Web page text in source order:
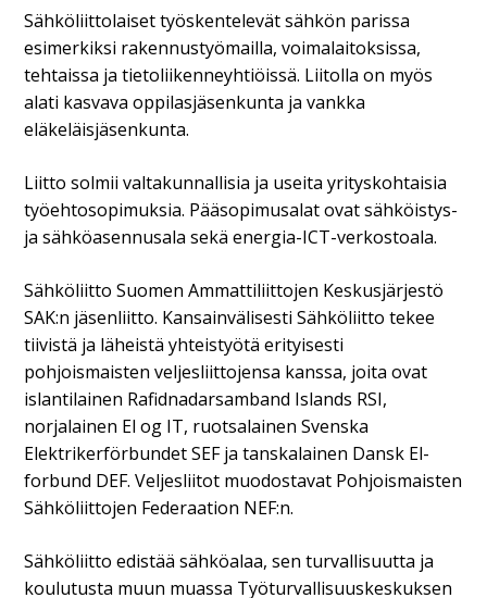
Sähköliittolaiset työskentelevät sähkön parissa
esimerkiksi rakennustyömailla, voimalaitoksissa,
tehtaissa ja tietoliikenneyhtiöissä. Liitolla on myös
alati kasvava oppilasjäsenkunta ja vankka
eläkeläisjäsenkunta.
Liitto solmii valtakunnallisia ja useita yrityskohtaisia
työehtosopimuksia. Pääsopimusalat ovat sähköistys-
ja sähköasennusala sekä energia-ICT-verkostoala.
Sähköliitto Suomen Ammattiliittojen Keskusjärjestö
SAK:n jäsenliitto. Kansainvälisesti Sähköliitto tekee
tiivistä ja läheistä yhteistyötä erityisesti
pohjoismaisten veljesliittojensa kanssa, joita ovat
islantilainen Rafidnadarsamband Islands RSI,
norjalainen El og IT, ruotsalainen Svenska
Elektrikerförbundet SEF ja tanskalainen Dansk El-
forbund DEF. Veljesliitot muodostavat Pohjoismaisten
Sähköliittojen Federaation NEF:n.
Sähköliitto edistää sähköalaa, sen turvallisuutta ja
koulutusta muun muassa Työturvallisuuskeskuksen